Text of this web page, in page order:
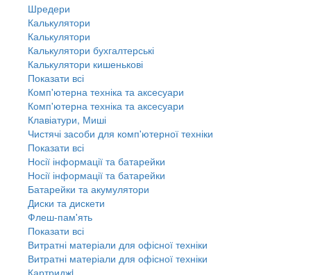
Шредери
Калькулятори
Калькулятори
Калькулятори бухгалтерські
Калькулятори кишенькові
Показати всі
Комп'ютерна техніка та аксесуари
Комп'ютерна техніка та аксесуари
Клавіатури, Миші
Чистячі засоби для комп'ютерної техніки
Показати всі
Носії інформації та батарейки
Носії інформації та батарейки
Батарейки та акумулятори
Диски та дискети
Флеш-пам'ять
Показати всі
Витратні матеріали для офісної техніки
Витратні матеріали для офісної техніки
Картриджi